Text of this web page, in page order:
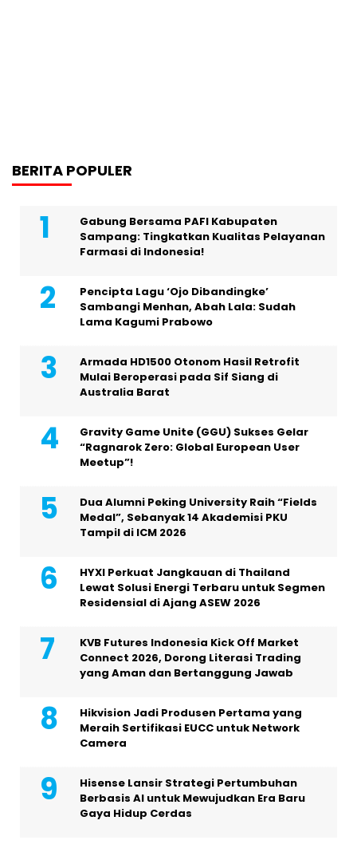
BERITA POPULER
Gabung Bersama PAFI Kabupaten
Sampang: Tingkatkan Kualitas Pelayanan
Farmasi di Indonesia!
Pencipta Lagu ‘Ojo Dibandingke’
Sambangi Menhan, Abah Lala: Sudah
Lama Kagumi Prabowo
Armada HD1500 Otonom Hasil Retrofit
Mulai Beroperasi pada Sif Siang di
Australia Barat
Gravity Game Unite (GGU) Sukses Gelar
“Ragnarok Zero: Global European User
Meetup”!
Dua Alumni Peking University Raih “Fields
Medal”, Sebanyak 14 Akademisi PKU
Tampil di ICM 2026
HYXI Perkuat Jangkauan di Thailand
Lewat Solusi Energi Terbaru untuk Segmen
Residensial di Ajang ASEW 2026
KVB Futures Indonesia Kick Off Market
Connect 2026, Dorong Literasi Trading
yang Aman dan Bertanggung Jawab
Hikvision Jadi Produsen Pertama yang
Meraih Sertifikasi EUCC untuk Network
Camera
Hisense Lansir Strategi Pertumbuhan
Berbasis AI untuk Mewujudkan Era Baru
Gaya Hidup Cerdas